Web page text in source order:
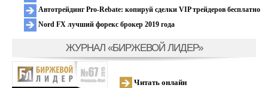
Автотрейдинг Pro-Rebate: копируй сделки VIP трейдеров бесплатно
Nord FX лучший форекс брокер 2019 года
ЖУРНАЛ «БИРЖЕВОЙ ЛИДЕР»
Читать онлайн